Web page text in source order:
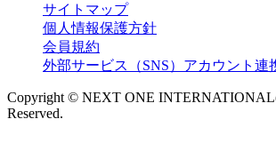
サイトマップ
個人情報保護方針
会員規約
外部サービス（SNS）アカウント連
Copyright © NEXT ONE
Reserved.